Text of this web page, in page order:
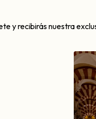
y recibirás nuestra